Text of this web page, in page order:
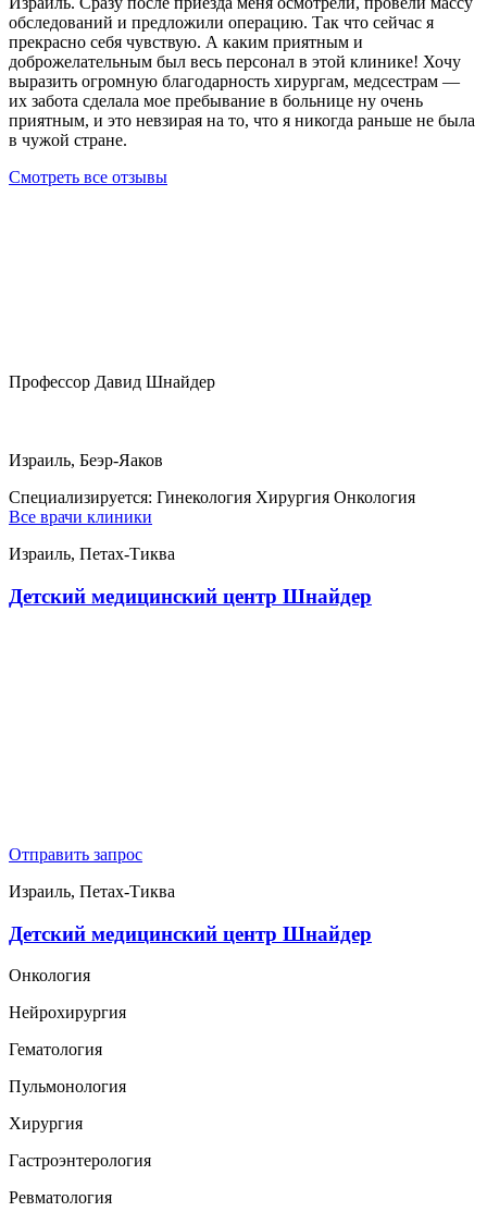
обследований и предложили операцию. Так что сейчас я
прекрасно себя чувствую. А каким приятным и
доброжелательным был весь персонал в этой клинике! Хочу
выразить огромную благодарность хирургам, медсестрам —
их забота сделала мое пребывание в больнице ну очень
приятным, и это невзирая на то, что я никогда раньше не была
в чужой стране.
Смотреть все отзывы
Профессор Давид Шнайдер
Израиль, Беэр-Яаков
Специализируется: Гинекология Хирургия Онкология
Все врачи клиники
Израиль, Петах-Тиква
Детский медицинский центр Шнайдер
Отправить запрос
Израиль, Петах-Тиква
Детский медицинский центр Шнайдер
Онкология
Нейрохирургия
Гематология
Пульмонология
Хирургия
Гастроэнтерология
Ревматология